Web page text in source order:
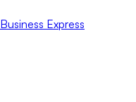
Business Express